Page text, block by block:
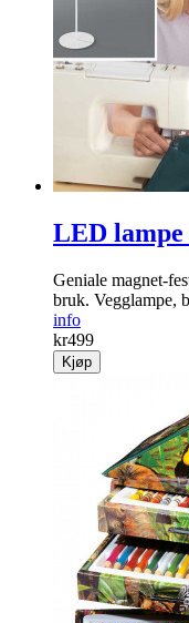
LED lampe
Geniale magnet-
bruk. Vegglampe,
info
kr499
Kjøp